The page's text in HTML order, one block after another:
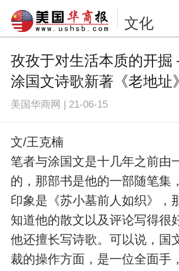
文化
孜孜于对生活本质的开
涂国文诗歌新著《老地址》
美国华商网 | 21-06-15
文/王克楠
笔者与涂国文是十几年之前由
的，那部书是他的一部随笔集
印象是《苏小墓前人如织》，
知道他的散文以及评论写得很
他还擅长写诗歌。可以说，国
裁的操作方面，是一位全面手